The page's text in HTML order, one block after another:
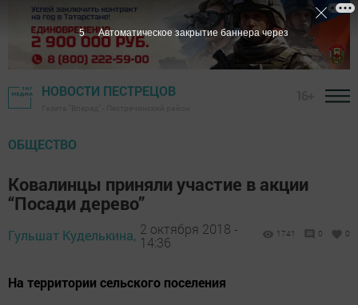
НОВОСТИ ПЕСТРЕЦОВ
ОБЩЕСТВО
Ковалинцы приняли участие в акции
“Посади дерево”
Гульшат Куделькина, 2 октября 2018 -
14:36
1741 0 0
На территории сельского поселения
4 Автоматическое закрытие баннера через